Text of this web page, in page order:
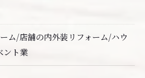
ム/店舗の内外装リフォーム/ハウ
ント業